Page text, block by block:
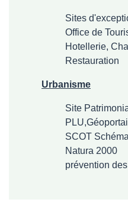
Sites
Office de
Hotellerie,
Restauration
Urbanisme
Site
SCOT
Natura 2000
prévention